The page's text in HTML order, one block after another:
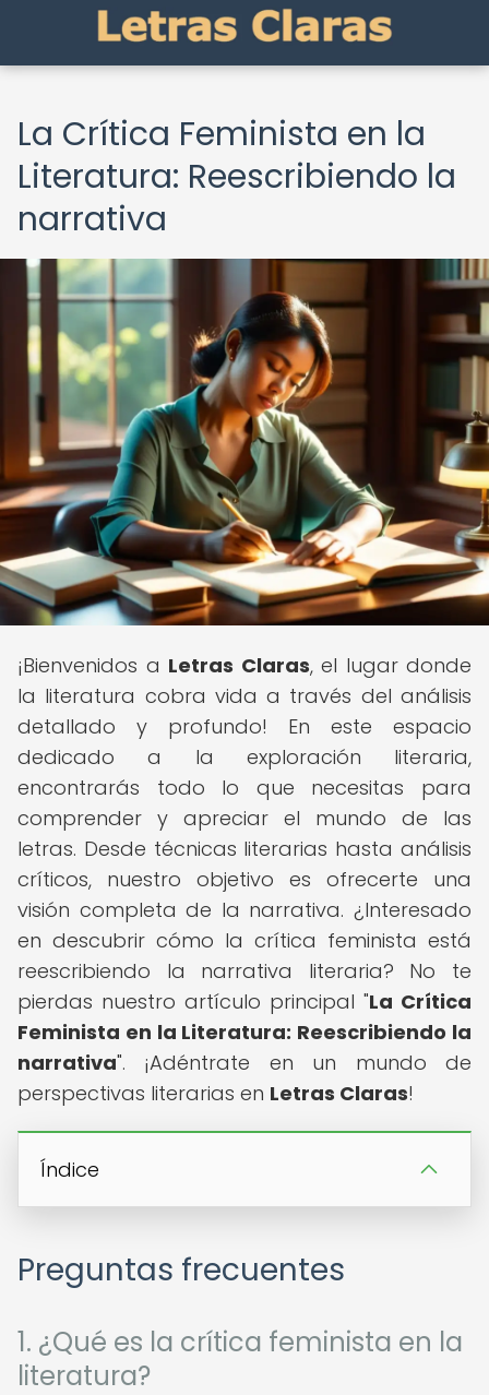
La Crítica Feminista en la
Literatura: Reescribiendo la
narrativa
¡Bienvenidos a Letras Claras, el lugar donde
la literatura cobra vida a través del análisis
detallado y profundo! En este espacio
dedicado a la exploración literaria,
encontrarás todo lo que necesitas para
comprender y apreciar el mundo de las
letras. Desde técnicas literarias hasta análisis
críticos, nuestro objetivo es ofrecerte una
visión completa de la narrativa. ¿Interesado
en descubrir cómo la crítica feminista está
reescribiendo la narrativa literaria? No te
pierdas nuestro artículo principal "La Crítica
Feminista en la Literatura: Reescribiendo la
narrativa". ¡Adéntrate en un mundo de
perspectivas literarias en Letras Claras!
Índice
Preguntas frecuentes
1. ¿Qué es la crítica feminista en la
literatura?